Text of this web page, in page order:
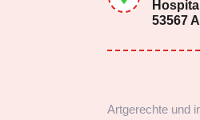
53567
Artgerechte und